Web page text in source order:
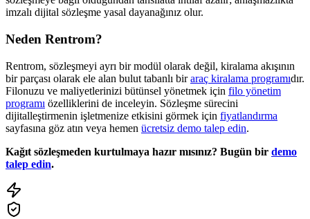
imzalı dijital sözleşme yasal dayanağınız olur.
Neden Rentrom?
Rentrom, sözleşmeyi ayrı bir modül olarak değil, kiralama akışının
bir parçası olarak ele alan bulut tabanlı biraraç kiralama programıdır.
Filonuzu ve maliyetlerinizi bütünsel yönetmek için filo yönetim
programı özelliklerini de inceleyin. Sözleşme sürecini
dijitalleştirmenin işletmenize etkisini görmek için fiyatlandırma
sayfasına göz atın veya hemen ücretsiz demo talep edin.
Kağıt sözleşmeden kurtulmaya hazır mısınız? Bugün bir demo
talep edin.